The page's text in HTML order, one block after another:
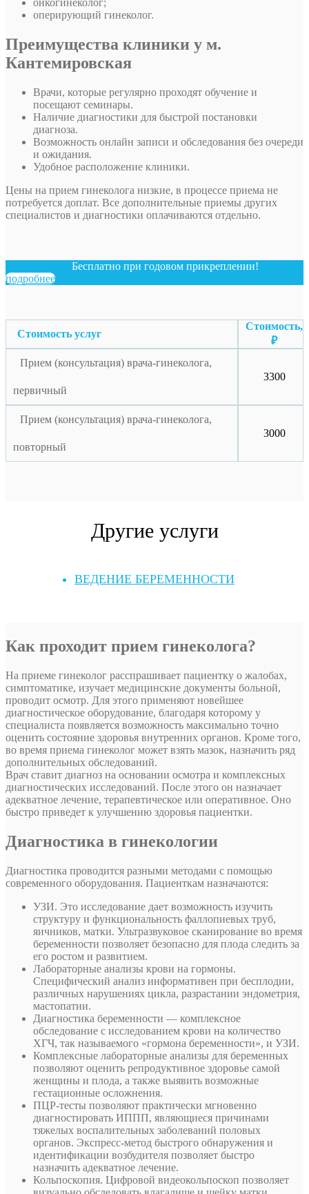
онкогинеколог;
оперирующий гинеколог.
Преимущества клиники у м.
Кантемировская
Врачи, которые регулярно проходят обучение и
посещают семинары.
Наличие диагностики для быстрой постановки
диагноза.
Возможность онлайн записи и обследования без очереди
и ожидания.
Удобное расположение клиники.
Цены на прием гинеколога низкие, в процессе приема не
потребуется доплат. Все дополнительные приемы других
специалистов и диагностики оплачиваются отдельно.
Бесплатно при годовом прикреплении!
подробнее
Стоимость услуг
Стоимость,
₽
Прием (консультация) врача-гинеколога,
первичный
3300
Прием (консультация) врача-гинеколога,
повторный
3000
Другие услуги
ВЕДЕНИЕ БЕРЕМЕННОСТИ
Как проходит прием гинеколога?
На приеме гинеколог расспрашивает пациентку о жалобах,
симптоматике, изучает медицинские документы больной,
проводит осмотр. Для этого применяют новейшее
диагностическое оборудование, благодаря которому у
специалиста появляется возможность максимально точно
оценить состояние здоровья внутренних органов. Кроме того,
во время приема гинеколог может взять мазок, назначить ряд
дополнительных обследований.
Врач ставит диагноз на основании осмотра и комплексных
диагностических исследований. После этого он назначает
адекватное лечение, терапевтическое или оперативное. Оно
быстро приведет к улучшению здоровья пациентки.
Диагностика в гинекологии
Диагностика проводится разными методами с помощью
современного оборудования. Пациенткам назначаются:
УЗИ. Это исследование дает возможность изучить
структуру и функциональность фаллопиевых труб,
яичников, матки. Ультразвуковое сканирование во время
беременности позволяет безопасно для плода следить за
его ростом и развитием.
Лабораторные анализы крови на гормоны.
Специфический анализ информативен при бесплодии,
различных нарушениях цикла, разрастании эндометрия,
мастопатии.
Диагностика беременности — комплексное
обследование с исследованием крови на количество
ХГЧ, так называемого «гормона беременности», и УЗИ.
Комплексные лабораторные анализы для беременных
позволяют оценить репродуктивное здоровье самой
женщины и плода, а также выявить возможные
гестационные осложнения.
ПЦР-тесты позволяют практически мгновенно
диагностировать ИППП, являющиеся причинами
тяжелых воспалительных заболеваний половых
органов. Экспресс-метод быстрого обнаружения и
идентификации возбудителя позволяет быстро
назначить адекватное лечение.
Кольпоскопия. Цифровой видеокольпоскоп позволяет